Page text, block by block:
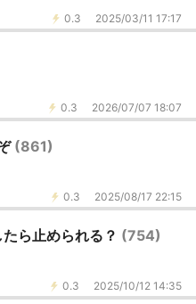
0.3 2025/03/11 17:17
0.3 2026/07/07 18:07
(861)
0.3 2025/08/17 22:15
ら止められる？ (754)
0.3 2025/10/12 14:35